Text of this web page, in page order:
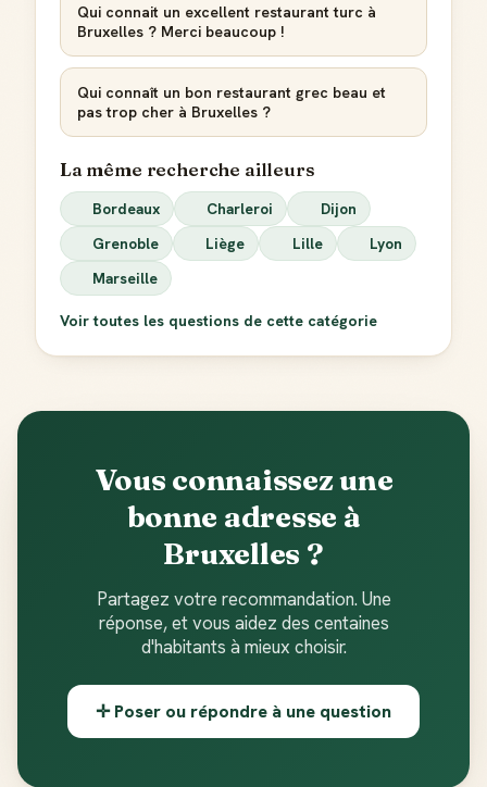
Qui connait un excellent restaurant turc à
Bruxelles ? Merci beaucoup !
Qui connaît un bon restaurant grec beau et
pas trop cher à Bruxelles ?
La même recherche ailleurs
Bordeaux Charleroi
Dijon
Grenoble
Liège Lille
Lyon
Marseille
Voir toutes les questions de cette catégorie
Vous connaissez une
bonne adresse à
Bruxelles ?
Partagez votre recommandation. Une
réponse, et vous aidez des centaines
d'habitants à mieux choisir.
✛ Poser ou répondre à une question